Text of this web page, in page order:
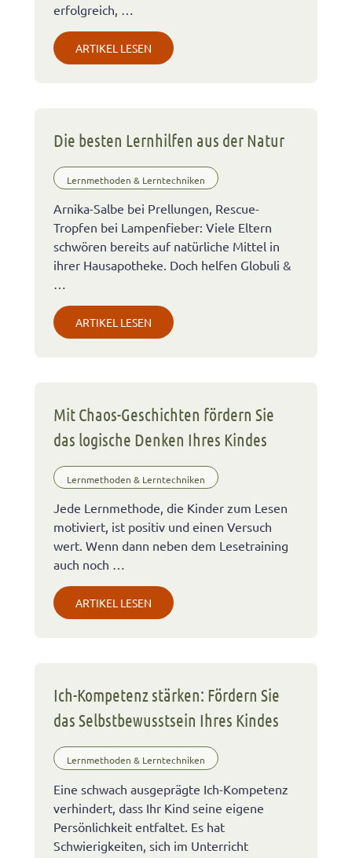
erfolgreich, …
ARTIKEL LESEN
Die besten Lernhilfen aus der Natur
Lernmethoden & Lerntechniken
Arnika-Salbe bei Prellungen, Rescue-
Tropfen bei Lampenfieber: Viele Eltern
schwören bereits auf natürliche Mittel in
ihrer Hausapotheke. Doch helfen Globuli &
…
ARTIKEL LESEN
Mit Chaos-Geschichten fördern Sie
das logische Denken Ihres Kindes
Lernmethoden & Lerntechniken
Jede Lernmethode, die Kinder zum Lesen
motiviert, ist positiv und einen Versuch
wert. Wenn dann neben dem Lesetraining
auch noch …
ARTIKEL LESEN
Ich-Kompetenz stärken: Fördern Sie
das Selbstbewusstsein Ihres Kindes
Lernmethoden & Lerntechniken
Eine schwach ausgeprägte Ich-Kompetenz
verhindert, dass Ihr Kind seine eigene
Persönlichkeit entfaltet. Es hat
Schwierigkeiten, sich im Unterricht